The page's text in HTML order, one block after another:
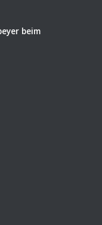
beim